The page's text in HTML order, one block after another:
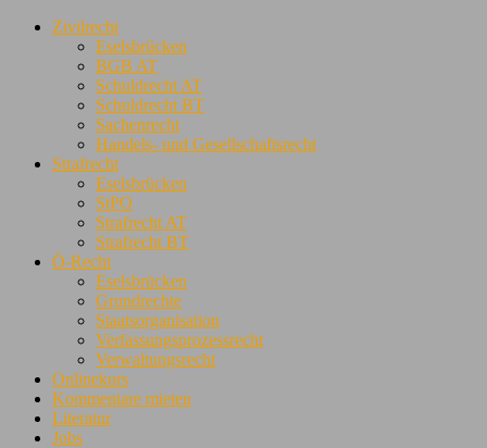
Zivilrecht
Eselsbrücken
BGB AT
Schuldrecht AT
Schuldrecht BT
Sachenrecht
Handels- und Gesellschaftsrecht
Strafrecht
Eselsbrücken
StPO
Strafrecht AT
Strafrecht BT
Ö-Recht
Eselsbrücken
Grundrechte
Staatsorganisation
Verfassungsprozessrecht
Verwaltungsrecht
Onlinekurs
Kommentare mieten
Literatur
Jobs